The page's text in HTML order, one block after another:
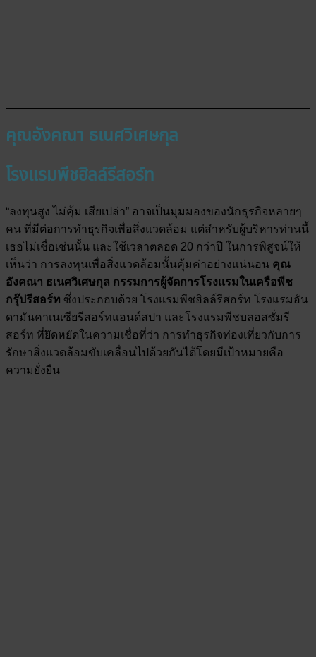
คุณอังคณา ธเนศวิเศษกุล
โรงแรมพีชฮิลล์รีสอร์ท
“ลงทุนสูง ไม่คุ้ม เสียเปล่า” อาจเป็นมุมมองของนักธุรกิจหลายๆ
คน ที่มีต่อการทำธุรกิจเพื่อสิ่งแวดล้อม แต่สำหรับผู้บริหารท่านนี้
เธอไม่เชื่อเช่นนั้น และใช้เวลาตลอด 20 กว่าปี ในการพิสูจน์ให้
เห็นว่า การลงทุนเพื่อสิ่งแวดล้อมนั้นคุ้มค่าอย่างแน่นอน คุณ
อังคณา ธเนศวิเศษกุล กรรมการผู้จัดการโรงแรมในเครือพีช
กรุ๊ปรีสอร์ท ซึ่งประกอบด้วย โรงแรมพีชฮิลล์รีสอร์ท โรงแรมอัน
ดามันคาเนเซียรีสอร์ทแอนด์สปา และโรงแรมพีชบลอสซั่มรี
สอร์ท ที่ยึดหยัดในความเชื่อที่ว่า การทำธุรกิจท่องเที่ยวกับการ
รักษาสิ่งแวดล้อมขับเคลื่อนไปด้วยกันได้โดยมีเป้าหมายคือ
ความยั่งยืน